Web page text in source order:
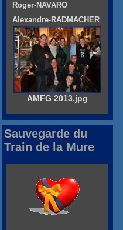
Roger-NAVARO
Alexandre-RADMACHER
AMFG 2013.jpg
Sauvegarde du
Train de la Mure